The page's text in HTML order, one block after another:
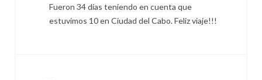
Fueron 34 días teniendo en cuenta que
estuvimos 10 en Ciudad del Cabo. Feliz viaje!!!